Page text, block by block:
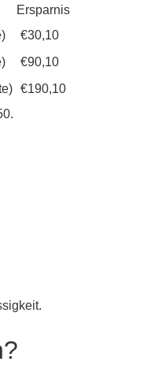
Ersparnis
€30,10
€90,10
€190,10